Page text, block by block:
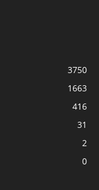
3750
1663
416
31
2
0